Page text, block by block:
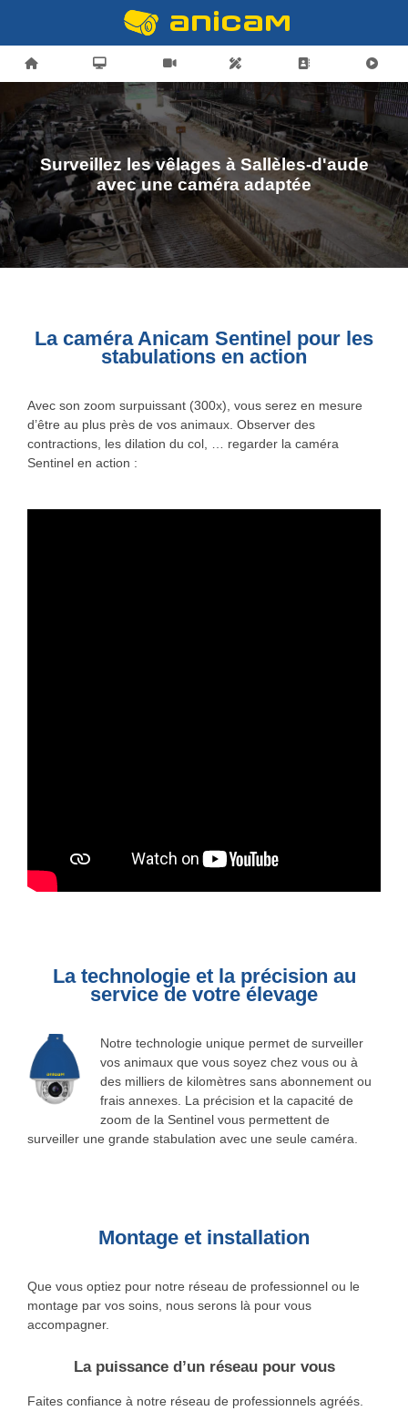
Surveillez les vêlages à Sallèles-d'aude
avec une caméra adaptée
La caméra Anicam Sentinel pour les
stabulations en action
Avec son zoom surpuissant (300x), vous serez en mesure
d’être au plus près de vos animaux. Observer des
contractions, les dilation du col, … regarder la caméra
Sentinel en action :
La technologie et la précision au
service de votre élevage
Notre technologie unique permet de surveiller
vos animaux que vous soyez chez vous ou à
des milliers de kilomètres sans abonnement ou
frais annexes. La précision et la capacité de
zoom de la Sentinel vous permettent de
surveiller une grande stabulation avec une seule caméra.
Montage et installation
Que vous optiez pour notre réseau de professionnel ou le
montage par vos soins, nous serons là pour vous
accompagner.
La puissance d’un réseau pour vous
Faites confiance à notre réseau de professionnels agréés.